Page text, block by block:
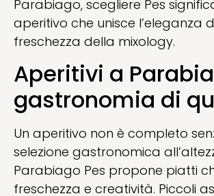
Parabiago, scegliere Pes
aperitivo che unisce l’eleganza
freschezza della mixology.
Aperitivi a
gastronomia di
Un aperitivo non è completo
selezione gastronomica
Parabiago Pes propone piatti
freschezza e creatività. Piccoli